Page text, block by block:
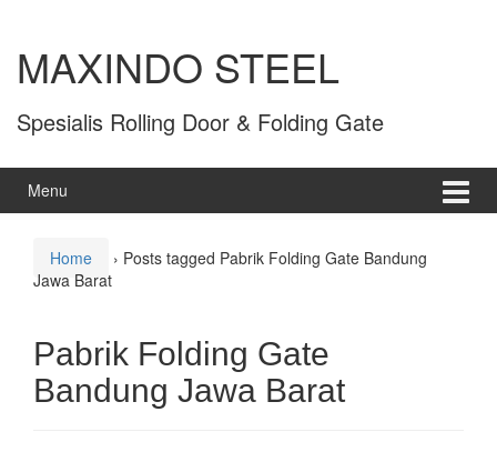
MAXINDO STEEL
Spesialis Rolling Door & Folding Gate
Menu
Home › Posts tagged Pabrik Folding Gate Bandung
Jawa Barat
Pabrik Folding Gate
Bandung Jawa Barat